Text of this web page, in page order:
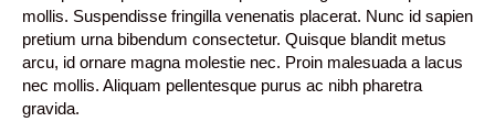
mollis. Suspendisse fringilla venenatis placerat. Nunc id sapien
pretium urna bibendum consectetur. Quisque blandit metus
arcu, id ornare magna molestie nec. Proin malesuada a lacus
nec mollis. Aliquam pellentesque purus ac nibh pharetra
gravida.